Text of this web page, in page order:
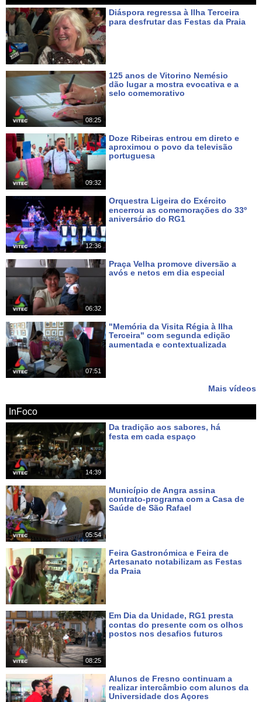
Diáspora regressa à Ilha Terceira
para desfrutar das Festas da Praia
08:25
125 anos de Vitorino Nemésio
dão lugar a mostra evocativa e a
selo comemorativo
09:32
Doze Ribeiras entrou em direto e
aproximou o povo da televisão
portuguesa
12:36
Orquestra Ligeira do Exército
encerrou as comemorações do 33º
aniversário do RG1
06:32
Praça Velha promove diversão a
avós e netos em dia especial
07:51
"Memória da Visita Régia à Ilha
Terceira" com segunda edição
aumentada e contextualizada
Mais vídeos
InFoco
14:39
Da tradição aos sabores, há
festa em cada espaço
05:54
Município de Angra assina
contrato-programa com a Casa de
Saúde de São Rafael
Feira Gastronómica e Feira de
Artesanato notabilizam as Festas
da Praia
08:25
Em Dia da Unidade, RG1 presta
contas do presente com os olhos
postos nos desafios futuros
Alunos de Fresno continuam a
realizar intercâmbio com alunos da
Universidade dos Açores